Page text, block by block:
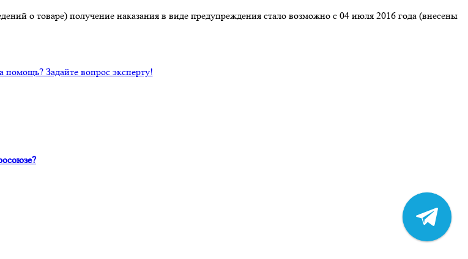
о товаре) получение наказания в виде предупреждения стало возможно с 04 июля 2016 года (внесены
помощь? Задайте вопрос эксперту!